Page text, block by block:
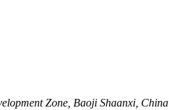
Zone, Baoji Shaanxi, China